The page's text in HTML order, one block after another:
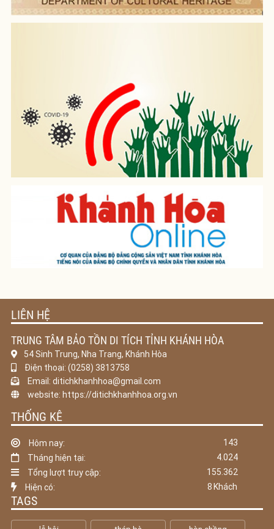
LIÊN HỆ
TRUNG TÂM BẢO TỒN DI TÍCH TỈNH KHÁNH HÒA
54 Sinh Trung, Nha Trang, Khánh Hòa
Điện thoại: (0258) 3813758
Email: ditichkhanhhoa@gmail.com
website: https://ditichkhanhhoa.org.vn
THỐNG KÊ
Hôm nay:
143
Tháng hiện tại:
4.024
Tổng lượt truy cập:
155.362
Hiện có:
Khách
8
TAGS